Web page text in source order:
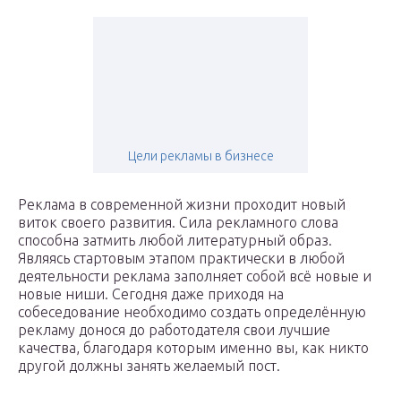
Цели рекламы в бизнесе
Реклама в современной жизни проходит новый
виток своего развития. Сила рекламного слова
способна затмить любой литературный образ.
Являясь стартовым этапом практически в любой
деятельности реклама заполняет собой всё новые и
новые ниши. Сегодня даже приходя на
собеседование необходимо создать определённую
рекламу донося до работодателя свои лучшие
качества, благодаря которым именно вы, как никто
другой должны занять желаемый пост.